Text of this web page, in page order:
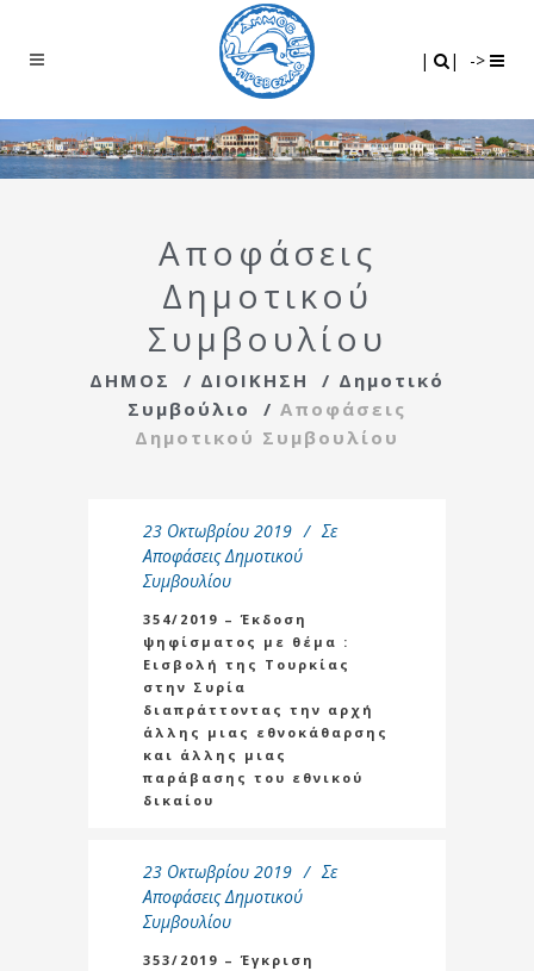
| | ->
Αποφάσεις
Δημοτικού
Συμβουλίου
ΔΗΜΟΣ / ΔΙΟΙΚΗΣΗ / Δημοτικό
Συμβούλιο
/ Αποφάσεις
Δημοτικού Συμβουλίου
23 Οκτωβρίου 2019
Σε
Αποφάσεις Δημοτικού
Συμβουλίου
354/2019 – Έκδοση
ψηφίσματος με θέμα :
Εισβολή της Τουρκίας
στην Συρία
διαπράττοντας την αρχή
άλλης μιας εθνοκάθαρσης
και άλλης μιας
παράβασης του εθνικού
δικαίου
23 Οκτωβρίου 2019
Σε
Αποφάσεις Δημοτικού
Συμβουλίου
353/2019 – Έγκριση